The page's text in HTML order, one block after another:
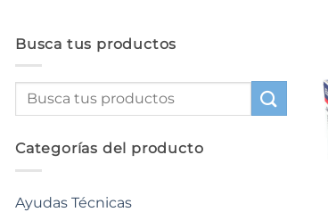
Busca tus productos
Categorías del producto
Ayudas Técnicas